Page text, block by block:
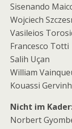
Sisenando
Wojciech
Vasileios
Francesco Totti
Salih Uçan
William
Kouassi
Nicht im
Norbert